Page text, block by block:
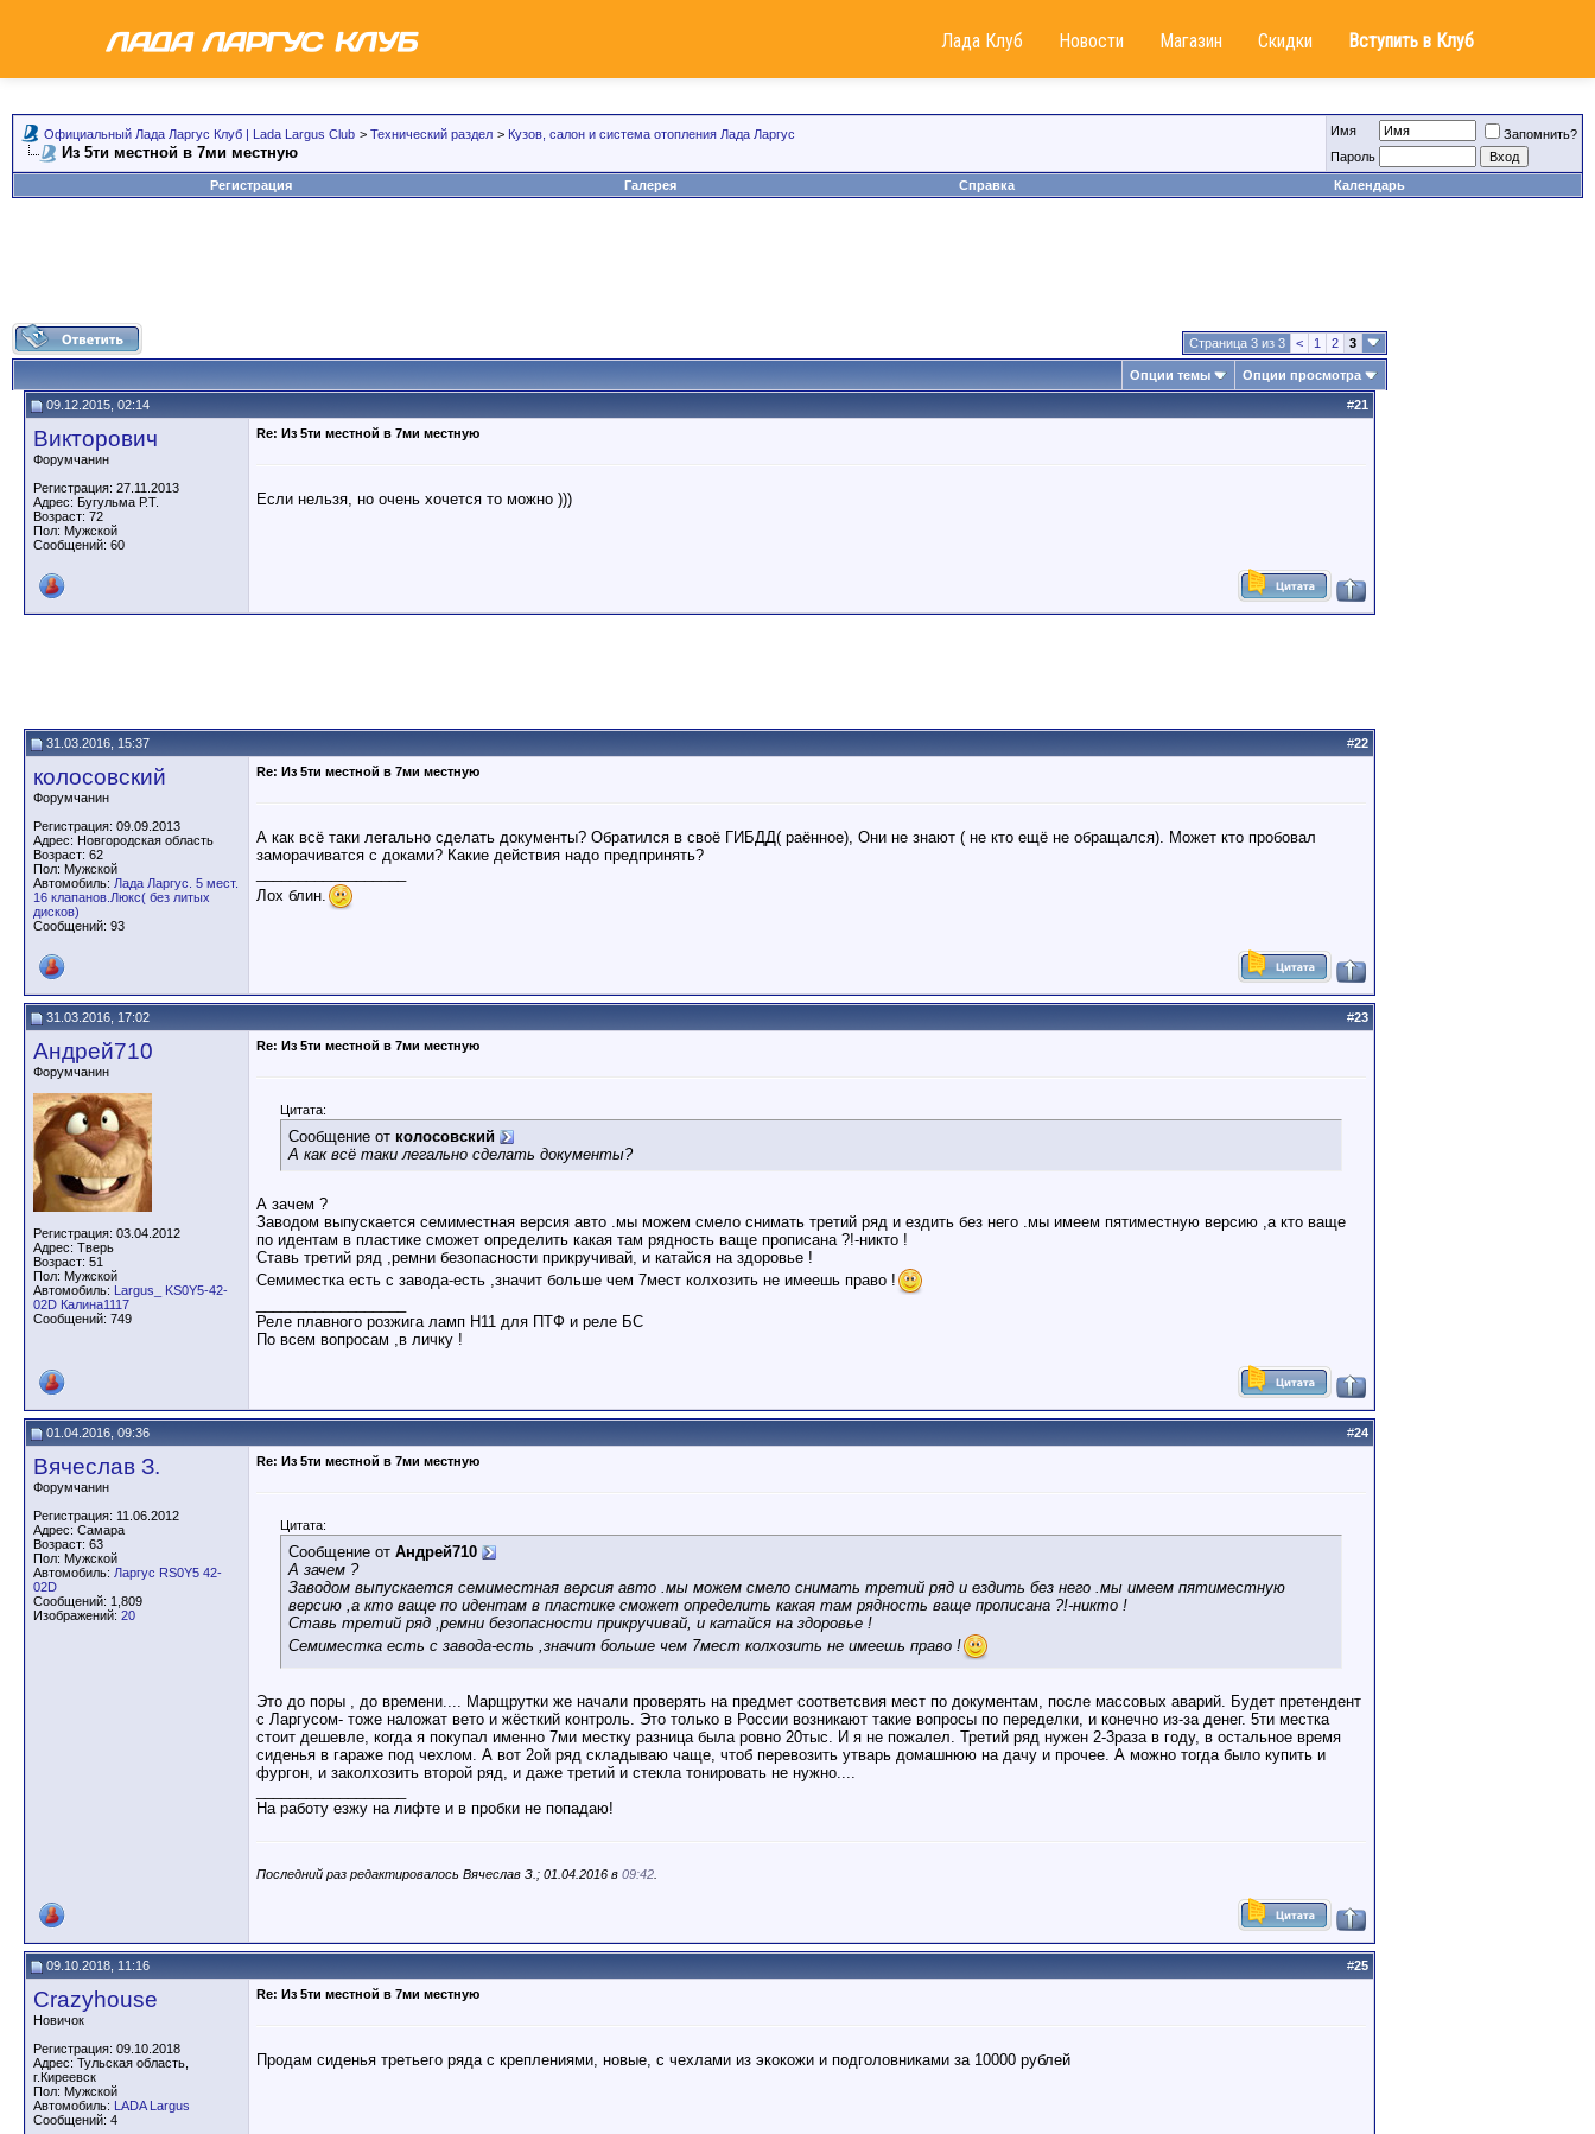
Лада Клуб Новости Магазин Скидки Вступить в Клуб
Официальный Лада Ларгус Клуб | Lada Largus Club > Технический раздел > Кузов, салон и система отопления Лада Ларгус
Из 5ти местной в 7ми местную
Имя
Запомнить?
Пароль
Регистрация
Галерея Справка Календарь
Страница 3 из 3 < 1 2 3
Опции темы Опции просмотра
09.12.2015, 02:14 #21
Викторович
Форумчанин
Регистрация: 27.11.2013
Адрес: Бугульма Р.Т.
Возраст: 72
Пол: Мужской
Сообщений: 60
Re: Из 5ти местной в 7ми местную
Если нельзя, но очень хочется то можно )))
31.03.2016, 15:37 #22
колосовский
Форумчанин
Регистрация: 09.09.2013
Адрес: Новгородская область
Возраст: 62
Пол: Мужской
Автомобиль: Лада Ларгус. 5 мест.
16 клапанов.Люкс( без литых
дисков)
Сообщений: 93
Re: Из 5ти местной в 7ми местную
А как всё таки легально сделать документы? Обратился в своё ГИБДД( раённое), Они не знают ( не кто ещё не обращался). Может кто пробовал
заморачиватся с доками? Какие действия надо предпринять?
Лох блин.
31.03.2016, 17:02 #23
Андрей710
Форумчанин
Регистрация: 03.04.2012
Адрес: Тверь
Возраст: 51
Пол: Мужской
Автомобиль: Largus_ KS0Y5-42-
02D Калина1117
Сообщений: 749
Re: Из 5ти местной в 7ми местную
Цитата:
Сообщение от колосовский
А как всё таки легально сделать документы?
А зачем ?
Заводом выпускается семиместная версия авто .мы можем смело снимать третий ряд и ездить без него .мы имеем пятиместную версию ,а кто ваще
по идентам в пластике сможет определить какая там рядность ваще прописана ?!-никто !
Ставь третий ряд ,ремни безопасности прикручивай, и катайся на здоровье !
Семиместка есть с завода-есть ,значит больше чем 7мест колхозить не имеешь право !
Реле плавного розжига ламп Н11 для ПТФ и реле БС
По всем вопросам ,в личку !
01.04.2016, 09:36 #24
Вячеслав З.
Форумчанин
Регистрация: 11.06.2012
Адрес: Самара
Возраст: 63
Пол: Мужской
Автомобиль: Ларгус RS0Y5 42-
02D
Сообщений: 1,809
Изображений: 20
Re: Из 5ти местной в 7ми местную
Цитата:
Сообщение от Андрей710
А зачем ?
Заводом выпускается семиместная версия авто .мы можем смело снимать третий ряд и ездить без него .мы имеем пятиместную
версию ,а кто ваще по идентам в пластике сможет определить какая там рядность ваще прописана ?!-никто !
Ставь третий ряд ,ремни безопасности прикручивай, и катайся на здоровье !
Семиместка есть с завода-есть ,значит больше чем 7мест колхозить не имеешь право !
Это до поры , до времени.... Марщрутки же начали проверять на предмет соответсвия мест по документам, после массовых аварий. Будет претендент
с Ларгусом- тоже наложат вето и жёсткий контроль. Это только в России возникают такие вопросы по переделки, и конечно из-за денег. 5ти местка
стоит дешевле, когда я покупал именно 7ми местку разница была ровно 20тыс. И я не пожалел. Третий ряд нужен 2-3раза в году, в остальное время
сиденья в гараже под чехлом. А вот 2ой ряд складываю чаще, чтоб перевозить утварь домашнюю на дачу и прочее. А можно тогда было купить и
фургон, и заколхозить второй ряд, и даже третий и стекла тонировать не нужно....
На работу езжу на лифте и в пробки не попадаю!
Последний раз редактировалось Вячеслав З.; 01.04.2016 в 09:42
09.10.2018, 11:16 #25
Crazyhouse
Новичок
Регистрация: 09.10.2018
Адрес: Тульская область,
г.Киреевск
Пол: Мужской
Автомобиль: LADA Largus
Сообщений: 4
Re: Из 5ти местной в 7ми местную
Продам сиденья третьего ряда с креплениями, новые, с чехлами из экокожи и подголовниками за 10000 рублей